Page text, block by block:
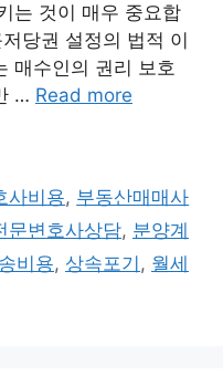
는 것이 매우 중요합
당권 설정의 법적 이
매수인의 권리 보호
… Read more
사비용, 부동산매매사
문변호사상담, 분양계
비용, 상속포기 , 월세